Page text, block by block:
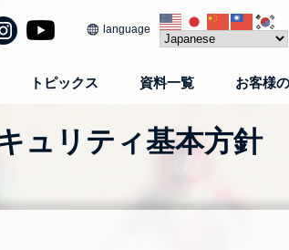
language
トピックス 資料一覧 お客様
ュリティ基本方針